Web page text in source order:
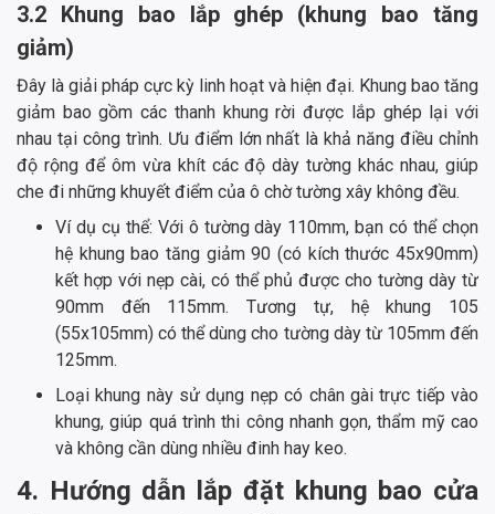
3.2 Khung bao lắp ghép (khung bao tăng
giảm)
Đây là giải pháp cực kỳ linh hoạt và hiện đại. Khung bao tăng
giảm bao gồm các thanh khung rời được lắp ghép lại với
nhau tại công trình. Ưu điểm lớn nhất là khả năng điều chỉnh
độ rộng để ôm vừa khít các độ dày tường khác nhau, giúp
che đi những khuyết điểm của ô chờ tường xây không đều.
Ví dụ cụ thể: Với ô tường dày 110mm, bạn có thể chọn
hệ khung bao tăng giảm 90 (có kích thước 45x90mm)
kết hợp với nẹp cài, có thể phủ được cho tường dày từ
90mm đến 115mm. Tương tự, hệ khung 105
(55x105mm) có thể dùng cho tường dày từ 105mm đến
125mm.
Loại khung này sử dụng nẹp có chân gài trực tiếp vào
khung, giúp quá trình thi công nhanh gọn, thẩm mỹ cao
và không cần dùng nhiều đinh hay keo.
4. Hướng dẫn lắp đặt khung bao cửa